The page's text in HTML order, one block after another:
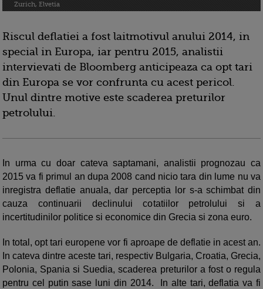
Zurich, Elvetia
Riscul deflatiei a fost laitmotivul anului 2014, in
special in Europa, iar pentru 2015, analistii
intervievati de Bloomberg anticipeaza ca opt tari
din Europa se vor confrunta cu acest pericol.
Unul dintre motive este scaderea preturilor
petrolului.
In urma cu doar cateva saptamani, analistii prognozau ca
2015 va fi primul an dupa 2008 cand nicio tara din lume nu va
inregistra deflatie anuala, dar perceptia lor s-a schimbat din
cauza continuarii declinului cotatiilor petrolului si a
incertitudinilor politice si economice din Grecia si zona euro.
In total, opt tari europene vor fi aproape de deflatie in acest an.
In cateva dintre aceste tari, respectiv Bulgaria, Croatia, Grecia,
Polonia, Spania si Suedia, scaderea preturilor a fost o regula
pentru cel putin sase luni din 2014. In alte tari, deflatia va fi